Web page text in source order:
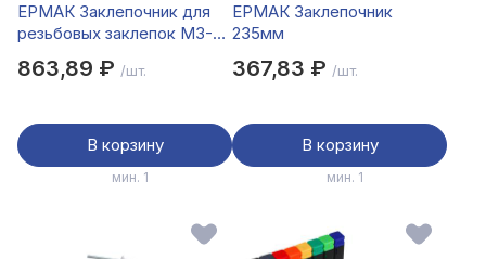
ЕРМАК Заклепочник для
резьбовых заклепок М3-
863,89 ₽ /шт.
В корзину
мин. 1
ЕРМАК Заклепочник
235мм
367,83 ₽ /шт.
В корзину
мин. 1